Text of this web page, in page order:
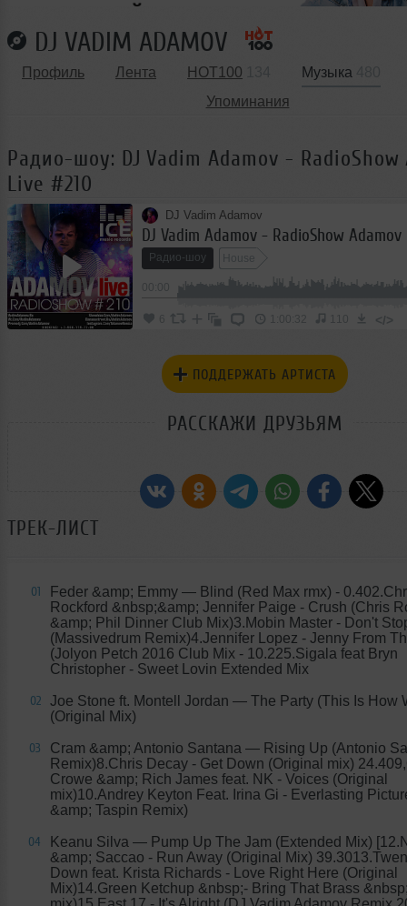
DJ VADIM ADAMOV
Профиль Лента HOT100 Музыка
Упоминания
Радио-шоу: DJ Vadim Adamov - RadioShow
Live #210
DJ Vadim Adamov
DJ Vadim Adamov - RadioShow Adamov
Радио-шоу House
6 1:00:32 </>
ПОДДЕРЖАТЬ АРТИСТА
РАССКАЖИ ДРУЗЬЯМ
ТРЕК-ЛИСТ
01 Feder &amp; Emmy — Blind (Red Max rmx) -
Rockford &nbsp;&amp; Jennifer Paige - Crush (Chris
&amp; Phil Dinner Club Mix)3.Mobin Master - Don't
(Massivedrum Remix)4.Jennifer Lopez - Jenny From
(Jolyon Petch 2016 Club Mix - 10.225.Sigala feat Bryn
Christopher - Sweet Lovin Extended Mix
02 Joe Stone ft. Montell Jordan — The Party (This Is How
(Original Mix)
03 Cram &amp; Antonio Santana — Rising Up (Antonio
Remix)8.Chris Decay - Get Down (Original mix)
Crowe &amp; Rich James feat. NK - Voices (Original
mix)10.Andrey Keyton Feat. Irina Gi - Everlasting
&amp; Taspin Remix)
04 Keanu Silva — Pump Up The Jam (Extended Mix)
&amp; Saccao - Run Away (Original Mix)
Down feat. Krista Richards - Love Right Here (Original
Mix)14.Green Ketchup &nbsp;- Bring That Brass